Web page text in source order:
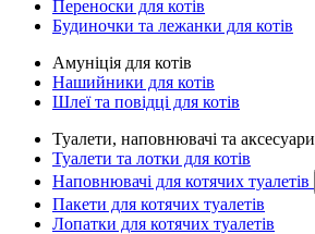
Переноски для котів
Будиночки та лежанки для котів
Амуніція для котів
Нашийники для котів
Шлеї та повідці для котів
Туалети, наповнювачі та аксесуари
Туалети та лотки для котів
Наповнювачі для котячих туалетів
Пакети для котячих туалетів
Лопатки для котячих туалетів